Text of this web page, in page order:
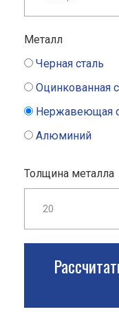
Металл
Черная сталь
Оцинкованная
Нержавеющая
Алюминий
Толщина металла